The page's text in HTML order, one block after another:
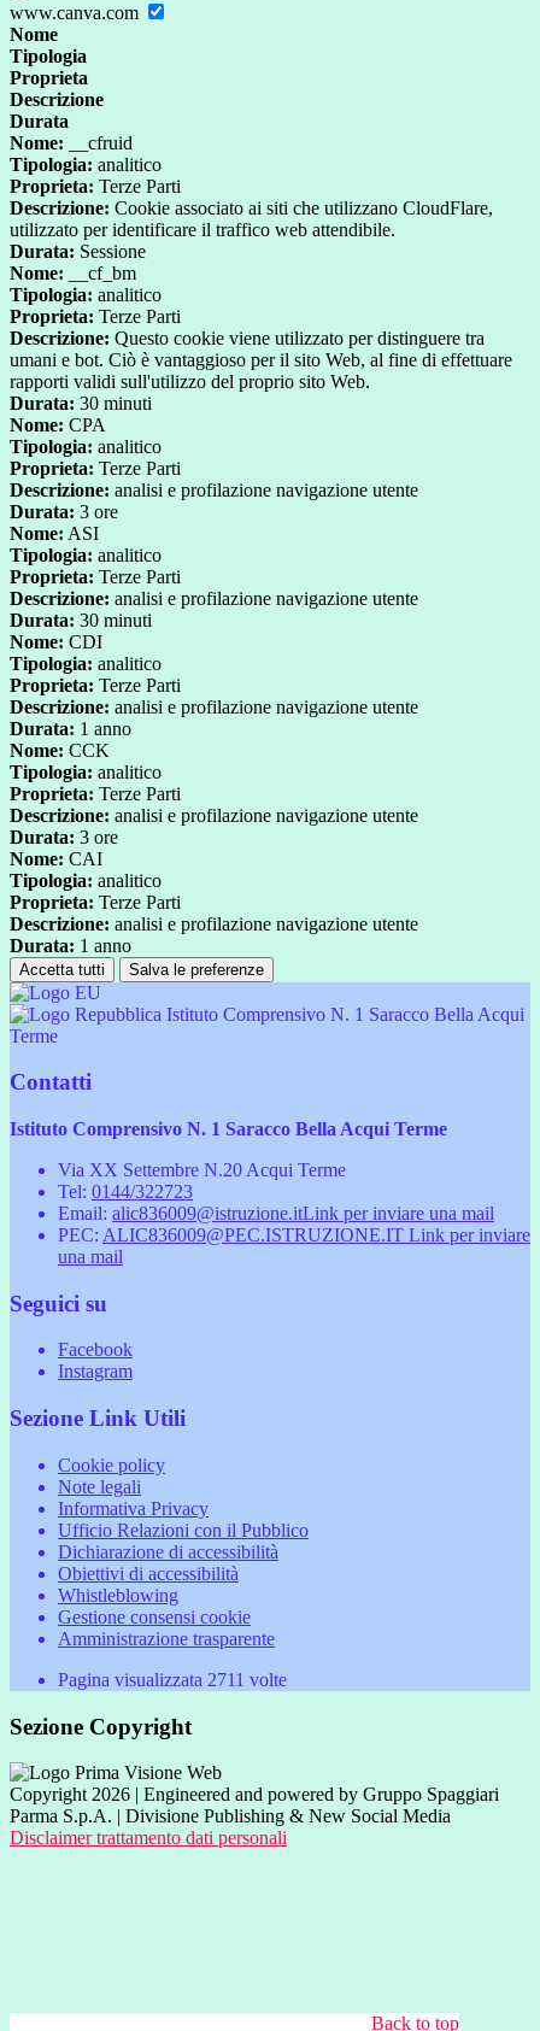
www.canva.com
Nome
Tipologia
Proprieta
Descrizione
Durata
Nome: __cfruid
Tipologia: analitico
Proprieta: Terze Parti
Descrizione: Cookie associato ai siti che utilizzano CloudFlare,
utilizzato per identificare il traffico web attendibile.
Durata: Sessione
Nome: __cf_bm
Tipologia: analitico
Proprieta: Terze Parti
Descrizione: Questo cookie viene utilizzato per distinguere tra
umani e bot. Ciò è vantaggioso per il sito Web, al fine di effettuare
rapporti validi sull'utilizzo del proprio sito Web.
Durata: 30 minuti
Nome: CPA
Tipologia: analitico
Proprieta: Terze Parti
Descrizione: analisi e profilazione navigazione utente
Durata: 3 ore
Nome: ASI
Tipologia: analitico
Proprieta: Terze Parti
Descrizione: analisi e profilazione navigazione utente
Durata: 30 minuti
Nome: CDI
Tipologia: analitico
Proprieta: Terze Parti
Descrizione: analisi e profilazione navigazione utente
Durata: 1 anno
Nome: CCK
Tipologia: analitico
Proprieta: Terze Parti
Descrizione: analisi e profilazione navigazione utente
Durata: 3 ore
Nome: CAI
Tipologia: analitico
Proprieta: Terze Parti
Descrizione: analisi e profilazione navigazione utente
Durata: 1 anno
Accetta tutti Salva le preferenze
Istituto Comprensivo N. 1 Saracco Bella Acqui
Terme
Contatti
Istituto Comprensivo N. 1 Saracco Bella Acqui Terme
Via XX Settembre N.20 Acqui Terme
Tel: 0144/322723
Email: alic836009@istruzione.itLink per inviare una mail
PEC: ALIC836009@PEC.ISTRUZIONE.IT Link per inviare
una mail
Seguici su
Facebook
Instagram
Sezione Link Utili
Cookie policy
Note legali
Informativa Privacy
Ufficio Relazioni con il Pubblico
Dichiarazione di accessibilità
Obiettivi di accessibilità
Whistleblowing
Gestione consensi cookie
Amministrazione trasparente
Pagina visualizzata 2711 volte
Sezione Copyright
Copyright 2026 | Engineered and powered by Gruppo Spaggiari
Parma S.p.A. | Divisione Publishing & New Social Media
Disclaimer trattamento dati personali
Back to top